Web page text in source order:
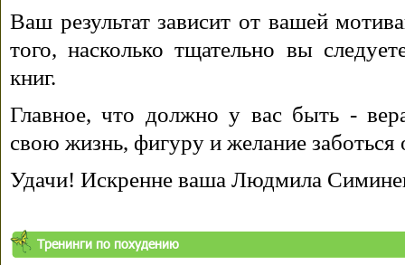
Ваш результат зависит от вашей
того, насколько тщательно вы
книг.
Главное, что должно у вас быть -
свою жизнь, фигуру и желание заботься
Удачи! Искренне ваша Людмила
Тренинги по похудению